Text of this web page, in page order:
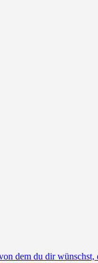
dem du dir wünschst,